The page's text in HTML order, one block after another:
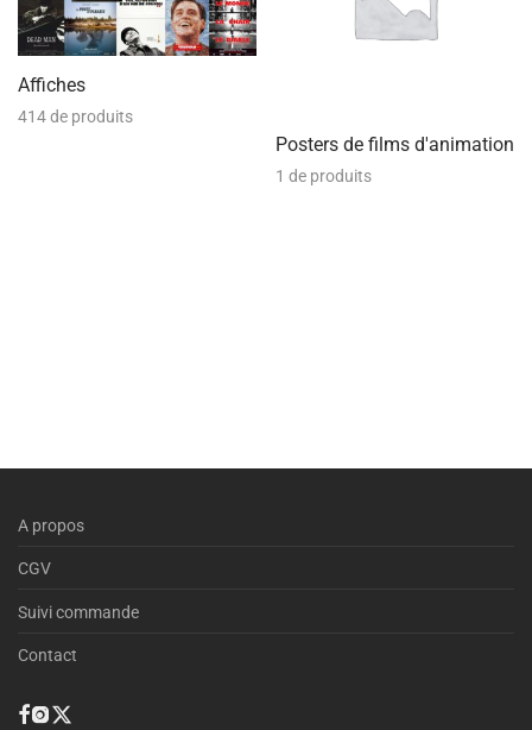
Affiches
414 de produits
Posters de films d'animation
1 de produits
A propos
CGV
Suivi commande
Contact